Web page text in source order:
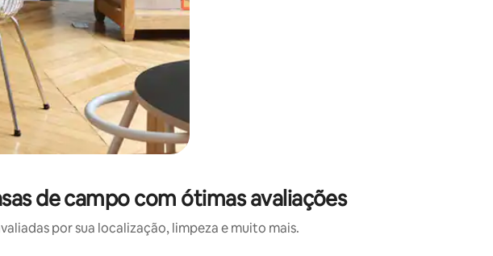
de campo com ótimas avaliações
por sua localização, limpeza e muito mais.